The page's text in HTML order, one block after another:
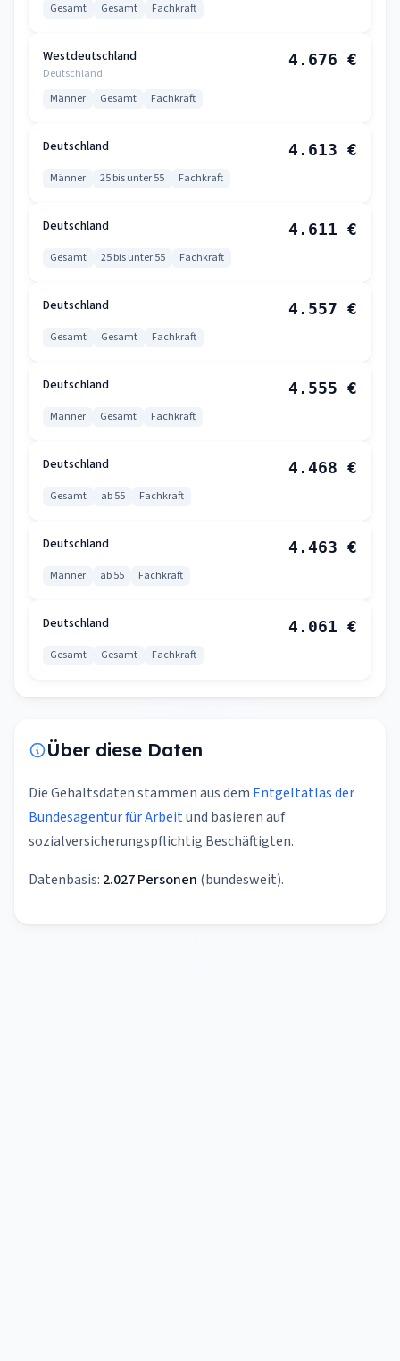
Gesamt Gesamt Fachkraft
Westdeutschland
Deutschland
4.676 €
Männer Gesamt Fachkraft
Deutschland 4.613 €
Männer 25 bis unter 55 Fachkraft
Deutschland 4.611 €
Gesamt 25 bis unter 55 Fachkraft
Deutschland 4.557 €
Gesamt Gesamt Fachkraft
Deutschland 4.555 €
Männer Gesamt Fachkraft
Deutschland 4.468 €
Gesamt ab 55 Fachkraft
Deutschland 4.463 €
Männer ab 55 Fachkraft
Deutschland 4.061 €
Gesamt Gesamt Fachkraft
Über diese Daten
Die Gehaltsdaten stammen aus dem Entgeltatlas der
Bundesagentur für Arbeitund basieren auf
sozialversicherungspflichtig Beschäftigten.
Datenbasis: 2.027 Personen (bundesweit).